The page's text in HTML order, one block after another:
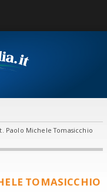
Paolo Michele Tomasicchio
TOMASICCHIO